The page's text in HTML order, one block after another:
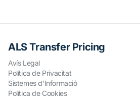
ALS Transfer Pricing
Avís Legal
Política de Privacitat
Sistemes d'Informació
Política de Cookies